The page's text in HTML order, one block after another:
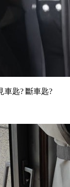
車匙? 斷車匙?